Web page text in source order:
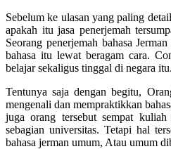
Sebelum ke ulasan yang paling
apakah itu jasa penerjemah
Seorang penerjemah bahasa
bahasa itu lewat beragam cara.
belajar sekaligus tinggal di negara itu.
Tentunya saja dengan begitu,
mengenali dan mempraktikkan
juga orang tersebut sempat
sebagian universitas. Tetapi hal
bahasa jerman umum, Atau umum